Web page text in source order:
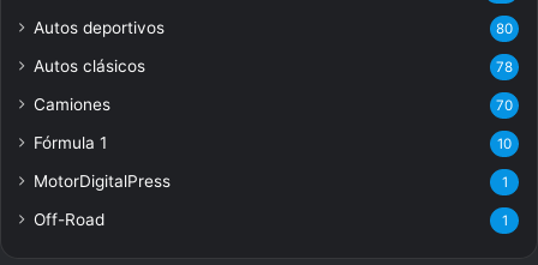
Autos deportivos 80
Autos clásicos 78
Camiones 70
Fórmula 1 10
MotorDigitalPress 1
Off-Road 1